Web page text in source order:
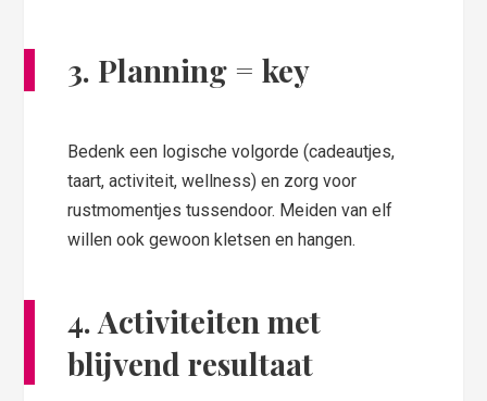
3. Planning = key
Bedenk een logische volgorde (cadeautjes,
taart, activiteit, wellness) en zorg voor
rustmomentjes tussendoor. Meiden van elf
willen ook gewoon kletsen en hangen.
4. Activiteiten met
blijvend resultaat